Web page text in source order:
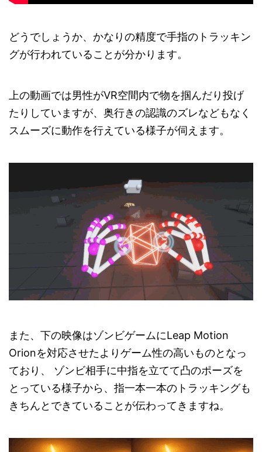
どうでしょうか、かなりの精度で手指のトラッキン
グが行われていることが分かります。
上の動画では男性がVR空間内で物を掴んだり投げ
たりしていますが、奥行きの認識のズレなどもなく
スムーズに動作を行えている様子が伺えます。
また、下の映像はゾンビゲームにLeap Motion
Orionを対応させたよりゲーム性の高いものとなっ
ており、 ゾンビ相手に中指を立てて凸のポーズを
とっている様子から、指一本一本のトラッキングも
きちんとできていることが伝わってきますね。